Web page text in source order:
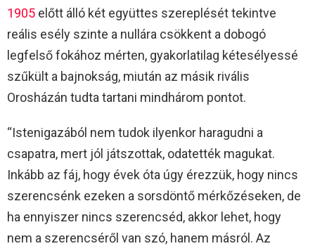
1905 előtt álló két együttes szereplését tekintve
reális esély szinte a nullára csökkent a dobogó
legfelső fokához mérten, gyakorlatilag kétesélyessé
szűkült a bajnokság, miután az másik rivális
Orosházán tudta tartani mindhárom pontot.
“Istenigazából nem tudok ilyenkor haragudni a
csapatra, mert jól játszottak, odatették magukat.
Inkább az fáj, hogy évek óta úgy érezzük, hogy nincs
szerencsénk ezeken a sorsdöntő mérkőzéseken, de
ha ennyiszer nincs szerencséd, akkor lehet, hogy
nem a szerencséről van szó, hanem másról. Az